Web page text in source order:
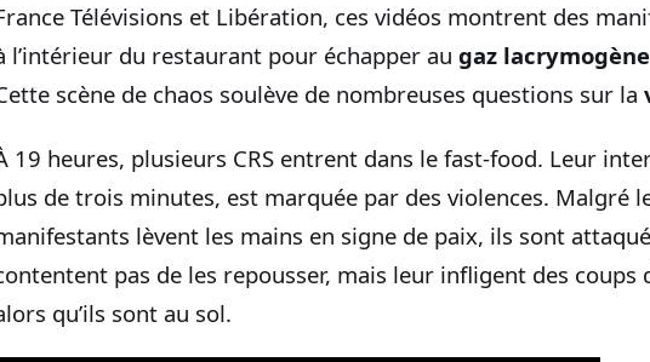
Télévisions et Libération, ces vidéos montrent des
l’intérieur du restaurant pour échapper au gaz lacrymogène
scène de chaos soulève de nombreuses questions sur la
19 heures, plusieurs CRS entrent dans le fast-food. Leur
de trois minutes, est marquée par des violences. Malgré
lèvent les mains en signe de paix, ils sont
pas de les repousser, mais leur infligent des coups
qu’ils sont au sol.